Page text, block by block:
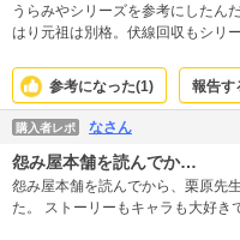
うらみやシリーズを参考にした
はり元祖は別格。伏線回収もシリ
参考になった(1) 報告す
購入者レポ なさん
怨み屋本舗を読んでか…
怨み屋本舗を読んでから、栗原先
た。 ストーリーもキャラも大好き